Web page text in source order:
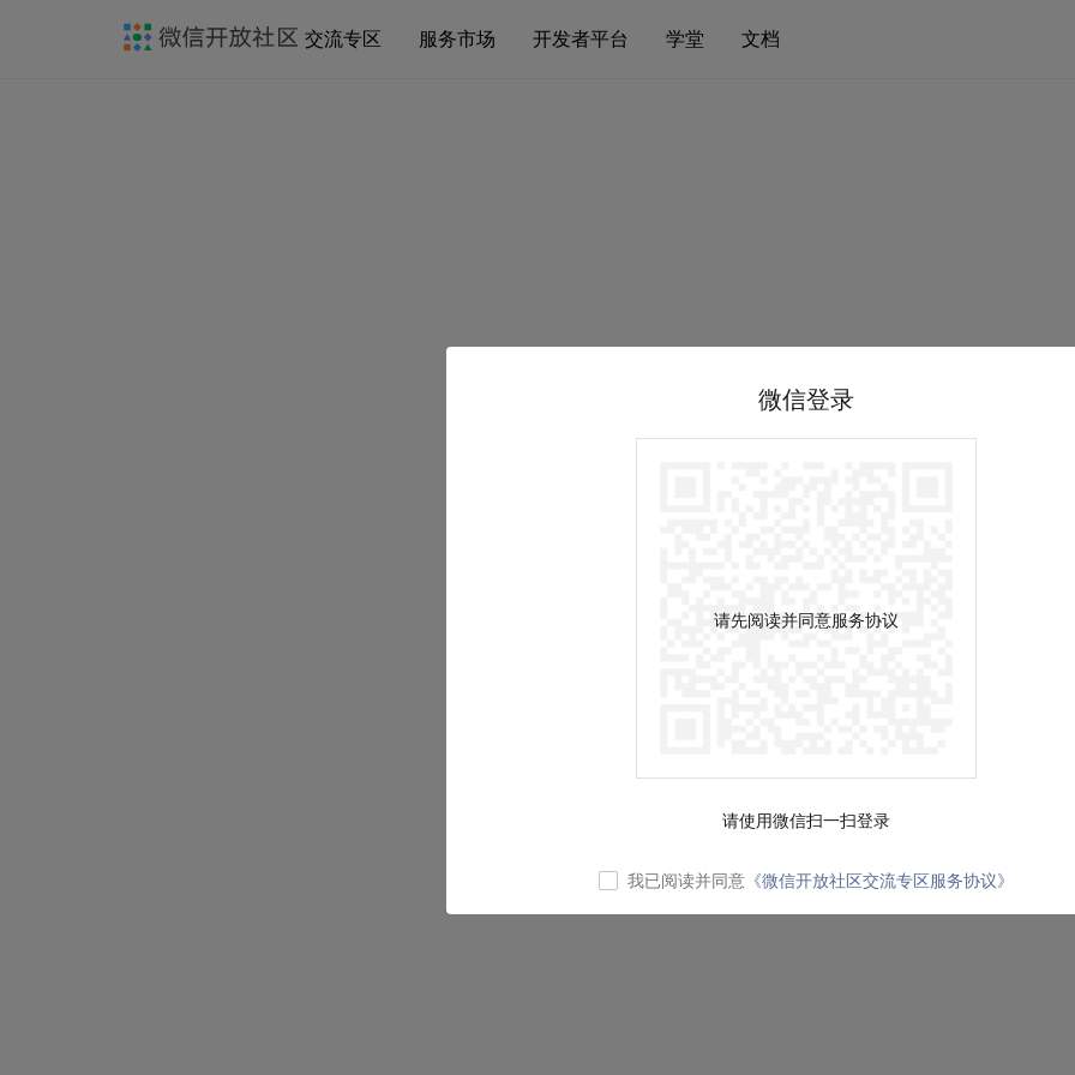
交流专区 服务市场 开发者平台 学堂 文档
微信登录
请先阅读并同意服务协议
请使用微信扫一扫登录
我已阅读并同意 《微信开放社区交流专区服务协议》